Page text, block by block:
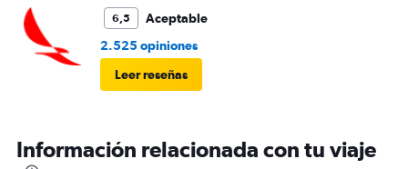
6,5
Aceptable
2.525 opiniones
Leer reseñas
Información relacionada con tu viaje